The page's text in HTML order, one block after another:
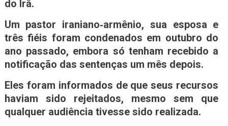
do Irã.
Um pastor iraniano‑armênio, sua esposa e
três fiéis foram condenados em outubro do
ano passado, embora só tenham recebido a
notificação das sentenças um mês depois.
Eles foram informados de que seus recursos
haviam sido rejeitados, mesmo sem que
qualquer audiência tivesse sido realizada.